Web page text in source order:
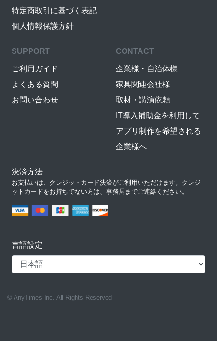
特定商取引に基づく表記
個人情報保護方針
SUPPORT
ご利用ガイド
よくある質問
お問い合わせ
CONTACT
企業様・自治体様
家具関連会社様
取材・講演依頼
IT導入補助金を利用して
アプリ制作を希望される
企業様へ
決済方法
お支払いは、クレジットカード決済がご利用いただけます。クレジ
ットカードをお持ちでない方は、事務局までご連絡ください。
言語設定
© AnyTimes Inc. All Rights Reserved